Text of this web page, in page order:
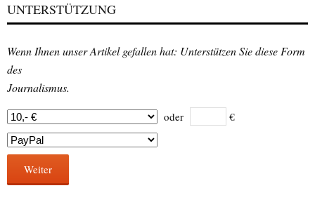
UNTERSTÜTZUNG
Wenn Ihnen unser Artikel gefallen hat: Unterstützen Sie diese Form
des
Journalismus.
oder €
Weiter